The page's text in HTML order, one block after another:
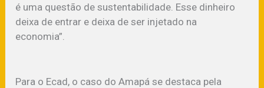
é uma questão de sustentabilidade. Esse dinheiro
deixa de entrar e deixa de ser injetado na
economia”.
Para o Ecad, o caso do Amapá se destaca pela